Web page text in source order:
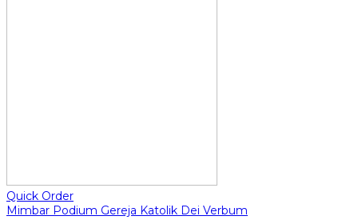
Quick Order
Mimbar Podium Gereja Katolik Dei Verbum